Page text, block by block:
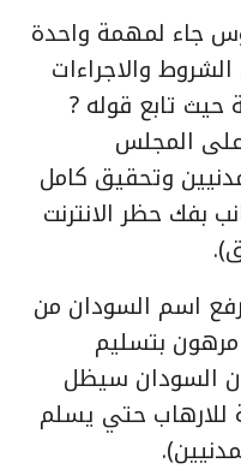
جاء لمهمة واحدة
والاجراءات
حيث تابع قوله ?
المجلس
وتحقيق كامل
بفك حظر الانترنت
اسم السودان من
مرهون بتسليم
السودان سيظل
للارهاب حتي يسلم